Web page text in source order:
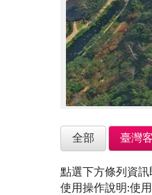
全部 臺灣
點選下方條列資訊
使用操作說明:使